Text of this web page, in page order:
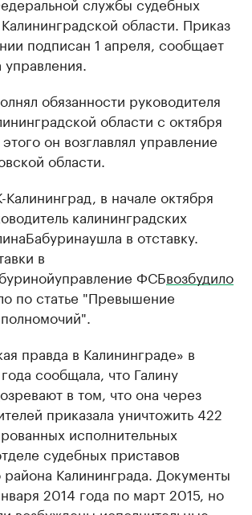
области. Приказ
подписан 1 апреля, сообщает
обязанности руководителя
области с октября
он возглавлял управление
области.
Калининград, в начале октября
калининградских
Бабуринаушла в отставку.
в
управление ФСБвозбудило
по статье "Превышение
правда в Калининграде» в
сообщала, что Галину
в том, что она через
приказала уничтожить 422
исполнительных
судебных приставов
района Калининграда. Документы
2014 года по март 2015, но